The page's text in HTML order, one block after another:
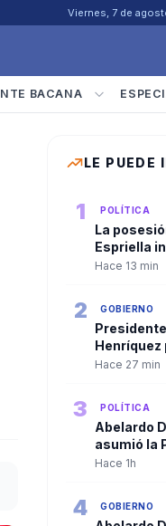
Viernes, 7 de
BACANA
LE PUEDE
1 POLÍTICA
La
Espriella
de oración
Hace 13 min
2 GOBIERNO
Henríquez
Gobierno
Hace 27 min
3 POLÍTICA
Abelardo
asumió la
Colombia
Hace 1h
4 GOBIERNO